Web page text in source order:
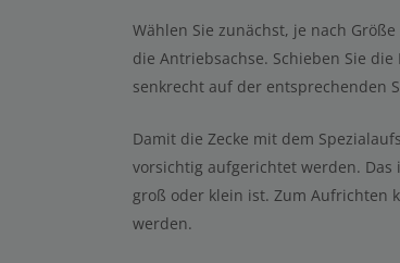
Wählen Sie zunächst, je nach
die Antriebsachse. Schieben Sie
senkrecht auf der entsprechenden
Damit die Zecke mit dem
vorsichtig aufgerichtet werden. Das
groß oder klein ist. Zum Aufrichten
werden.